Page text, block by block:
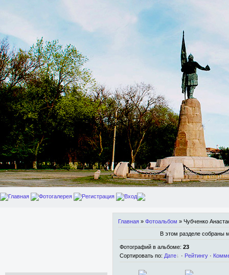
Главная Фотогалерея Регистрация Вход
Главная » Фотоальбом » Чубченко
В этом разделе собраны
Фотографий в альбоме: 23
Сортировать по: Дате · Рейтингу ·